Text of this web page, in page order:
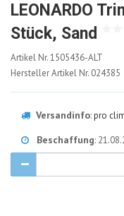
LEONARDO
Stück, Sand
1505436-
ALT
Artikel Nr.1505436-ALT
Hersteller Artikel Nr. 024385
Versandinfo:pro
Beschaffung: